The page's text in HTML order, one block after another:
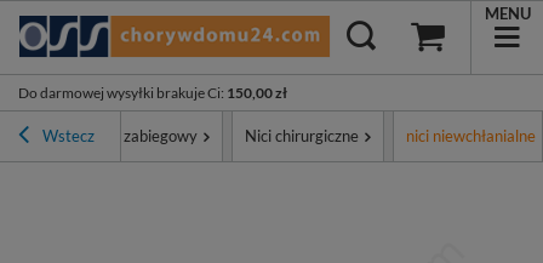
Do darmowej wysyłki brakuje Ci: 150,00 zł
MENU
WsteczSprzęt zabiegowy Nici chirurgiczne nici niewchłanialne